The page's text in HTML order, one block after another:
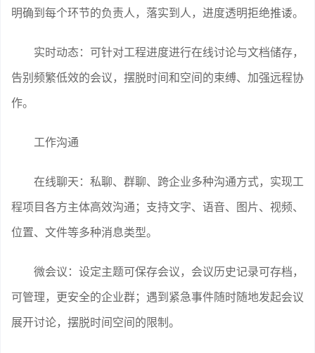
明确到每个环节的负责人，落实到人，进度透明拒绝推诿。
实时动态：可针对工程进度进行在线讨论与文档储存，
告别频繁低效的会议，摆脱时间和空间的束缚、加强远程协
作。
工作沟通
在线聊天：私聊、群聊、跨企业多种沟通方式，实现工
程项目各方主体高效沟通；支持文字、语音、图片、视频、
位置、文件等多种消息类型。
微会议：设定主题可保存会议，会议历史记录可存档，
可管理，更安全的企业群；遇到紧急事件随时随地发起会议
展开讨论，摆脱时间空间的限制。